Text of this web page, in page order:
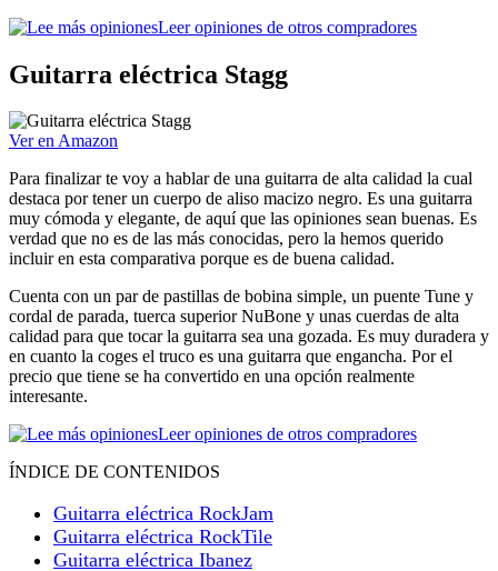
Leer opiniones de otros compradores
Guitarra eléctrica Stagg
Ver en Amazon
Para finalizar te voy a hablar de una guitarra de alta calidad la cual
destaca por tener un cuerpo de aliso macizo negro. Es una guitarra
muy cómoda y elegante, de aquí que las opiniones sean buenas. Es
verdad que no es de las más conocidas, pero la hemos querido
incluir en esta comparativa porque es de buena calidad.
Cuenta con un par de pastillas de bobina simple, un puente Tune y
cordal de parada, tuerca superior NuBone y unas cuerdas de alta
calidad para que tocar la guitarra sea una gozada. Es muy duradera y
en cuanto la coges el truco es una guitarra que engancha. Por el
precio que tiene se ha convertido en una opción realmente
interesante.
Leer opiniones de otros compradores
ÍNDICE DE CONTENIDOS
Guitarra eléctrica RockJam
Guitarra eléctrica RockTile
Guitarra eléctrica Ibanez